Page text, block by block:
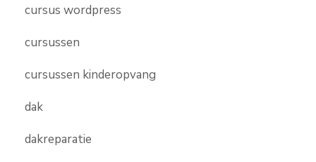
cursus wordpress
cursussen
cursussen kinderopvang
dak
dakreparatie